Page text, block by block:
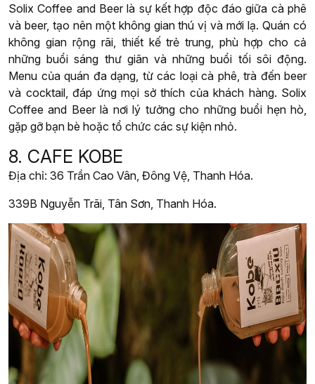
Solix Coffee and Beer là sự kết hợp độc đáo giữa cà phê
và beer, tạo nên một không gian thú vị và mới lạ. Quán có
không gian rộng rãi, thiết kế trẻ trung, phù hợp cho cả
những buổi sáng thư giãn và những buổi tối sôi động.
Menu của quán đa dạng, từ các loại cà phê, trà đến beer
và cocktail, đáp ứng mọi sở thích của khách hàng. Solix
Coffee and Beer là nơi lý tưởng cho những buổi hẹn hò,
gặp gỡ bạn bè hoặc tổ chức các sự kiện nhỏ.
8. CAFE KOBE
Địa chỉ: 36 Trần Cao Vân, Đông Vệ, Thanh Hóa.
339B Nguyễn Trãi, Tân Sơn, Thanh Hóa.